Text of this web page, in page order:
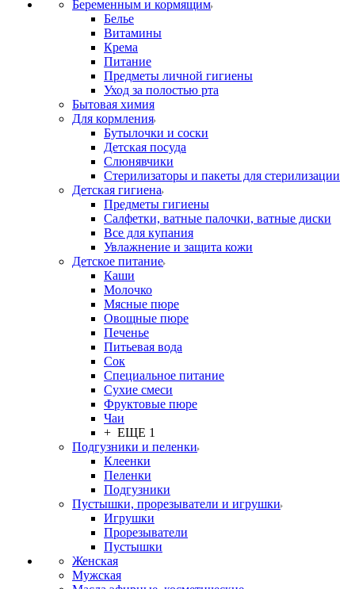
Беременным и кормящим
Белье
Витамины
Крема
Питание
Предметы личной гигиены
Уход за полостью рта
Бытовая химия
Для кормления
Бутылочки и соски
Детская посуда
Слюнявчики
Стерилизаторы и пакеты для стерилизации
Детская гигиена
Предметы гигиены
Салфетки, ватные палочки, ватные диски
Все для купания
Увлажнение и защита кожи
Детское питание
Каши
Молочко
Мясные пюре
Овощные пюре
Печенье
Питьевая вода
Сок
Специальное питание
Сухие смеси
Фруктовые пюре
Чаи
+ ЕЩЕ 1
Подгузники и пеленки
Клеенки
Пеленки
Подгузники
Пустышки, прорезыватели и игрушки
Игрушки
Прорезыватели
Пустышки
Женская
Мужская